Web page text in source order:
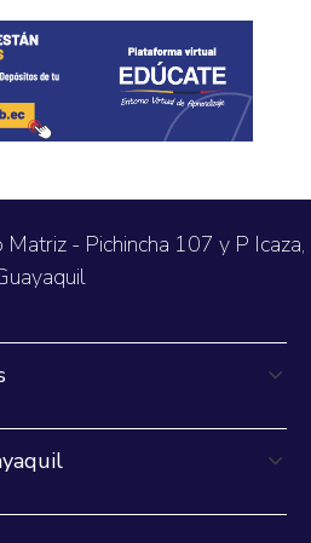
Matriz - Pichincha 107 y P Icaza,